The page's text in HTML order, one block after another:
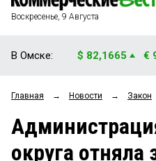
ФИНАНСЫ
ОБЩЕСТВО
ЗАКОН
Воскресенье, 9 Августа
В Омске: $ 82,1665 €
Главная → Новости → Закон
округа